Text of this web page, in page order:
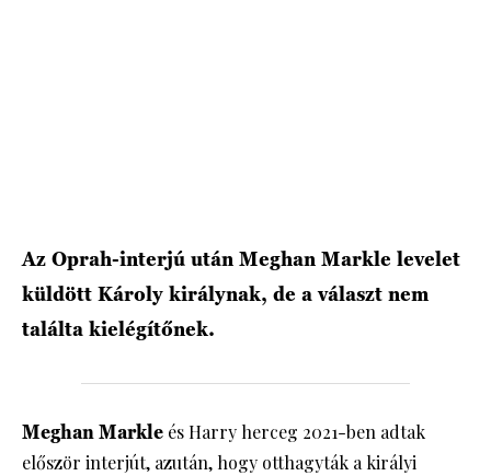
Az Oprah-interjú után Meghan Markle levelet
küldött Károly királynak, de a választ nem
találta kielégítőnek.
Meghan Markle és Harry herceg 2021-ben adtak
először interjút, azután, hogy otthagyták a királyi